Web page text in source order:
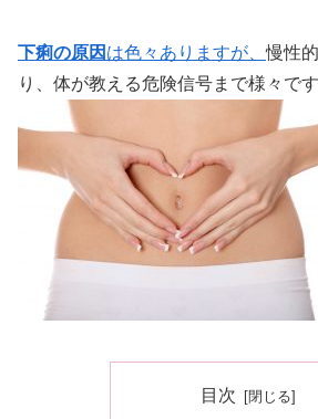
下痢の原因 は色々ありますが、慢性
り、体が教える危険信号まで様々です
目次